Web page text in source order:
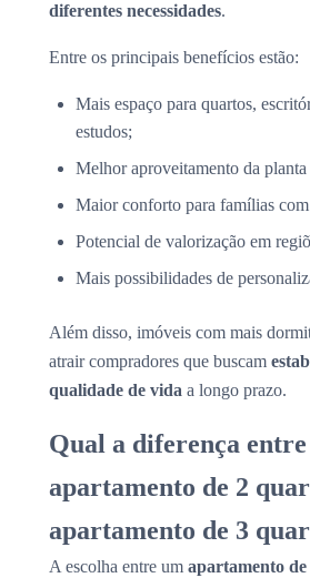
diferentes necessidades.
Entre os principais benefícios estão:
Mais espaço para quartos,
estudos;
Melhor aproveitamento da
Maior conforto para famílias
Potencial de valorização em
Mais possibilidades de
Além disso, imóveis com mais
atrair compradores que buscam
qualidade de vida a longo prazo.
Qual a diferença entre
apartamento de 2
apartamento de 3
A escolha entre um apartamento